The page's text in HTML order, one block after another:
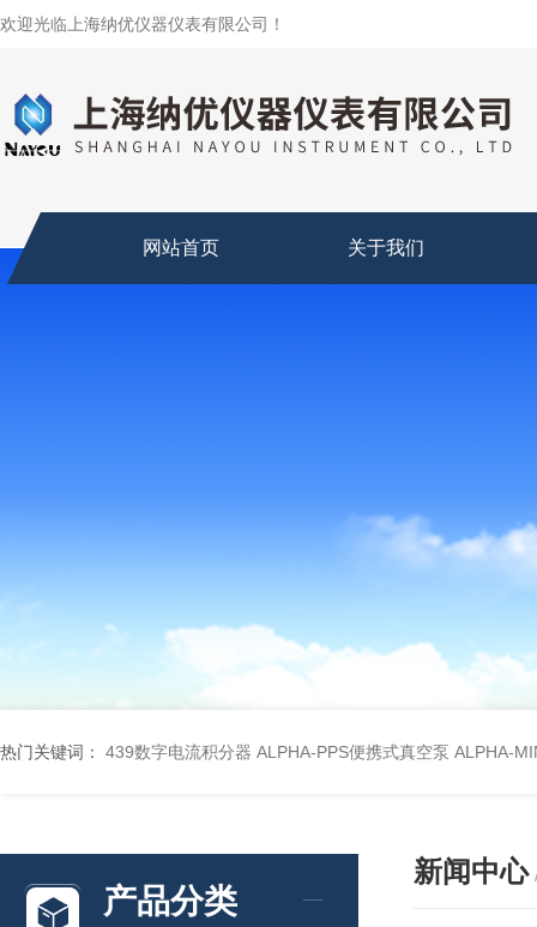
欢迎光临上海纳优仪器仪表有限公司！
网站首页 关于我们
热门关键词： 439数字电流积分器 ALPHA-PPS便携式真空泵 ALPHA-
产品分类
新闻中心